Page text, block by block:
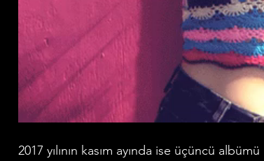
2017 yılının kasım ayında ise üçüncü albümü